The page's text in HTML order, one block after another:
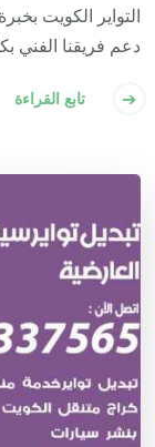
التواير الكويت
دعم فريقنا الفني
تابع القراءة